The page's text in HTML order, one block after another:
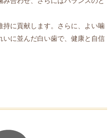
持に貢献します。さらに、よい噛
に並んだ白い歯で、健康と自信